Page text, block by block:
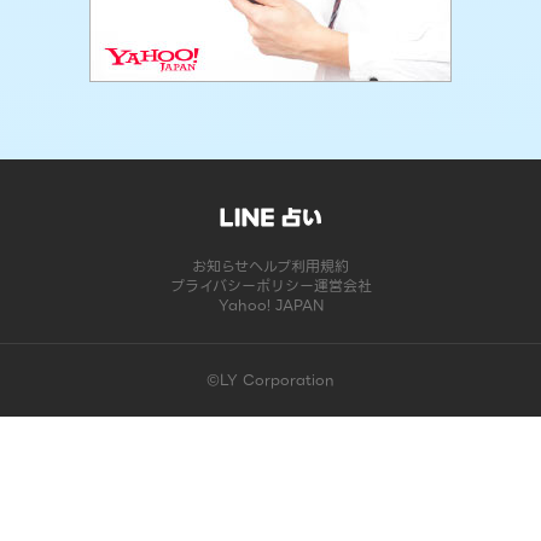
お知らせヘルプ利用規約
プライバシーポリシー運営会社
Yahoo! JAPAN
©LY Corporation
このコンテンツは掲載が終了しました | LINE占い